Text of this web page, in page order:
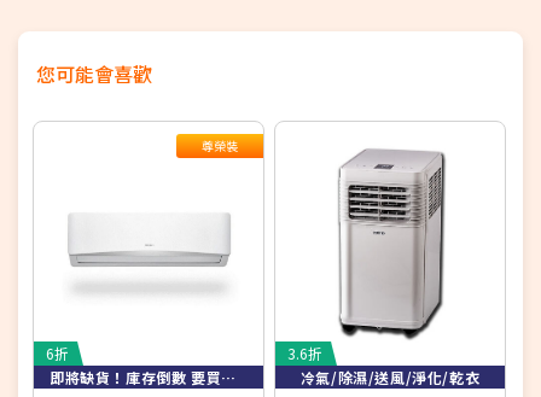
您可能會喜歡
尊榮裝
6折
即將缺貨！庫存倒數 要買要快！
3.6折
冷氣/除濕/送風/淨化/乾衣